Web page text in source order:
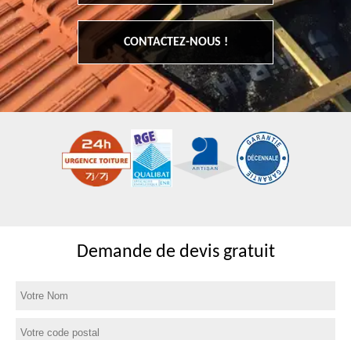
CONTACTEZ-NOUS !
Demande de devis gratuit